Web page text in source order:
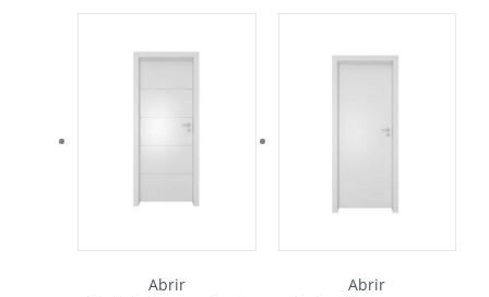
Abrir Abrir